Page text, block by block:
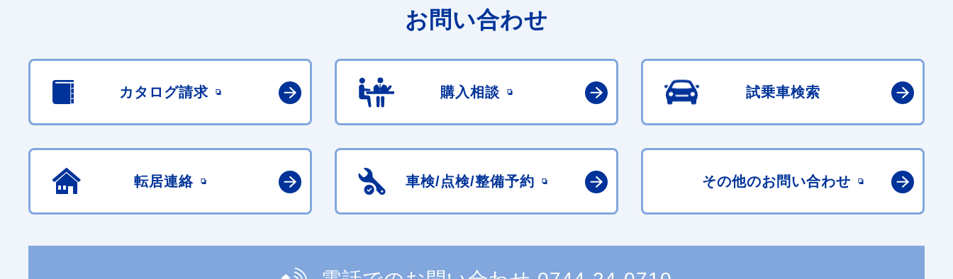
お問い合わせ
カタログ請求 購入相談 試乗車検索
転居連絡 車検/点検/整備予約 その他のお問い合わせ